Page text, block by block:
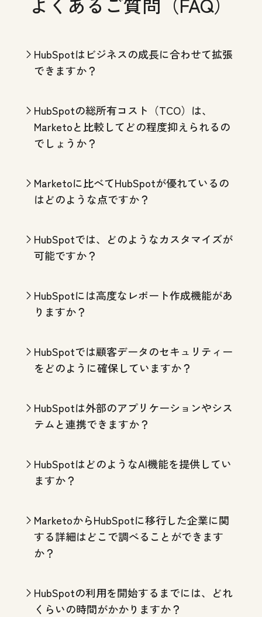
HubSpotはビジネスの成長に合わせて拡張
できますか？
HubSpotの総所有コスト（TCO）は、
Marketoと比較してどの程度抑えられるの
でしょうか？
Marketoに比べてHubSpotが優れているの
はどのような点ですか？
HubSpotでは、どのようなカスタマイズが
可能ですか？
HubSpotには高度なレポート作成機能があ
りますか？
HubSpotでは顧客データのセキュリティー
をどのように確保していますか？
HubSpotは外部のアプリケーションやシス
テムと連携できますか？
HubSpotはどのようなAI機能を提供してい
ますか？
MarketoからHubSpotに移行した企業に関
する詳細はどこで調べることができます
か？
HubSpotの利用を開始するまでには、どれ
くらいの時間がかかりますか？